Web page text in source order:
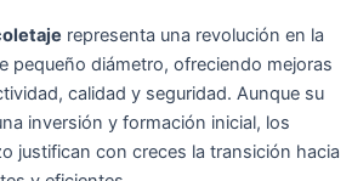
representa una revolución en la
pequeño diámetro, ofreciendo mejoras
calidad y seguridad. Aunque su
inversión y formación inicial, los
justifican con creces la transición hacia